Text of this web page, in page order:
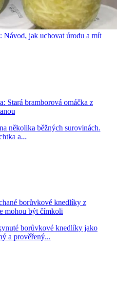
Návod, jak uchovat úrodu a mít
Stará bramborová omáčka z
několika běžných surovinách.
a...
borůvkové knedlíky z
mohou být čímkoli
borůvkové knedlíky jako
a prověřený...